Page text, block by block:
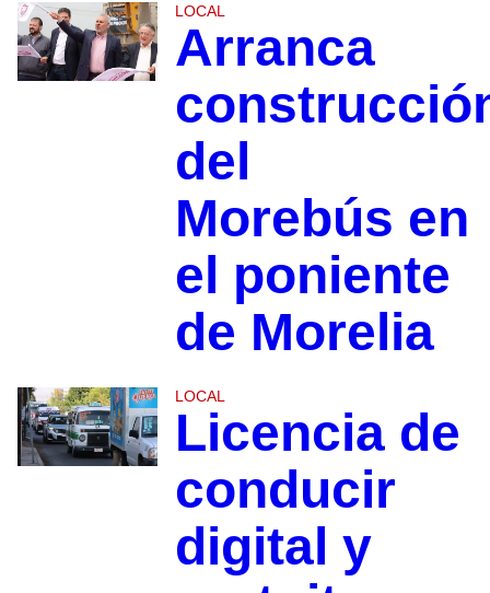
LOCAL
Arranca
del
Morebús en
el poniente
de Morelia
LOCAL
Licencia de
conducir
digital y